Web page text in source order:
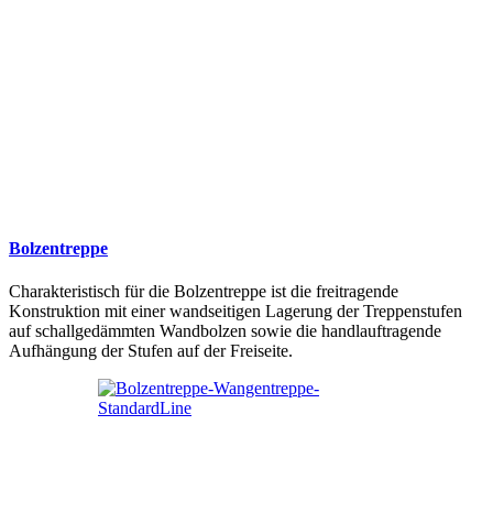
Bolzentreppe
Charakteristisch für die Bolzentreppe ist die freitragende
Konstruktion mit einer wandseitigen Lagerung der Treppenstufen
auf schallgedämmten Wandbolzen sowie die handlauftragende
Aufhängung der Stufen auf der Freiseite.